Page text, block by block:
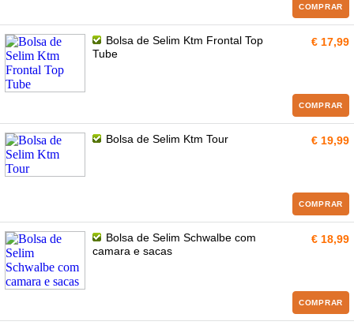
COMPRAR
Bolsa de Selim Ktm Frontal Top
Tube
€ 17,99
COMPRAR
Bolsa de Selim Ktm Tour € 19,99
COMPRAR
Bolsa de Selim Schwalbe com
camara e sacas
€ 18,99
COMPRAR